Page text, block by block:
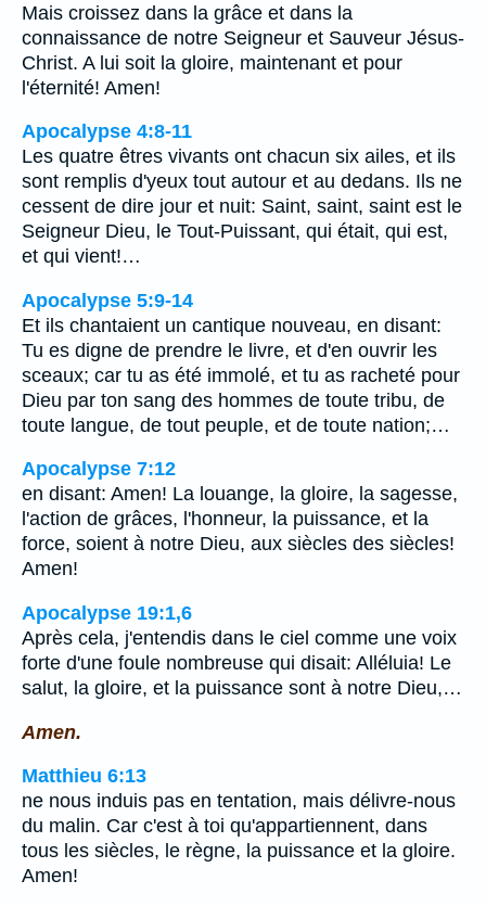
Mais croissez dans la grâce et dans la
connaissance de notre Seigneur et Sauveur Jésus-
Christ. A lui soit la gloire, maintenant et pour
l'éternité! Amen!
Apocalypse 4:8-11
Les quatre êtres vivants ont chacun six ailes, et ils
sont remplis d'yeux tout autour et au dedans. Ils ne
cessent de dire jour et nuit: Saint, saint, saint est le
Seigneur Dieu, le Tout-Puissant, qui était, qui est,
et qui vient!…
Apocalypse 5:9-14
Et ils chantaient un cantique nouveau, en disant:
Tu es digne de prendre le livre, et d'en ouvrir les
sceaux; car tu as été immolé, et tu as racheté pour
Dieu par ton sang des hommes de toute tribu, de
toute langue, de tout peuple, et de toute nation;…
Apocalypse 7:12
en disant: Amen! La louange, la gloire, la sagesse,
l'action de grâces, l'honneur, la puissance, et la
force, soient à notre Dieu, aux siècles des siècles!
Amen!
Apocalypse 19:1,6
Après cela, j'entendis dans le ciel comme une voix
forte d'une foule nombreuse qui disait: Alléluia! Le
salut, la gloire, et la puissance sont à notre Dieu,…
Amen.
Matthieu 6:13
ne nous induis pas en tentation, mais délivre-nous
du malin. Car c'est à toi qu'appartiennent, dans
tous les siècles, le règne, la puissance et la gloire.
Amen!